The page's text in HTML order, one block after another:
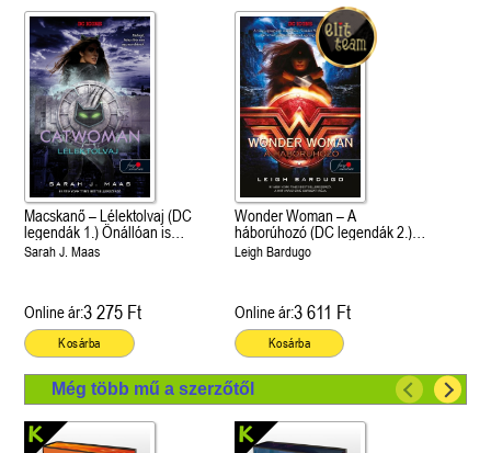
Macskanő – Lélektolvaj (DC
legendák 1.) Önállóan is
olvasható!
Sarah J. Maas
Online ár:3 275 Ft
Kosárba
Wonder Woman – A
háborúhozó (DC legendák 2.)
Önállóan is olvasható!
Leigh Bardugo
Online ár:3 611 Ft
Kosárba
Még több mű a szerzőtől